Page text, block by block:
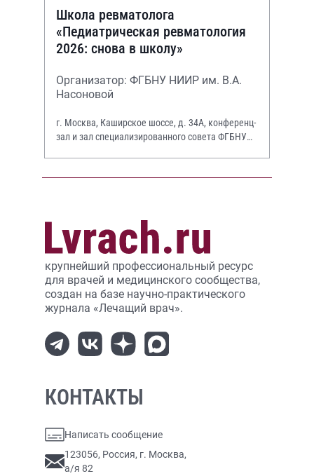
Школа ревматолога
«Педиатрическая ревматология
2026: снова в школу»
Организатор: ФГБНУ НИИР им. В.А.
Насоновой
г. Москва, Каширское шоссе, д. 34А, конференц-
зал и зал специализированного совета ФГБНУ
крупнейший профессиональный ресурс
для врачей и медицинского сообщества,
создан на базе научно-практического
журнала «Лечащий врач».
КОНТАКТЫ
Написать сообщение
123056, Россия, г. Москва,
а/я 82